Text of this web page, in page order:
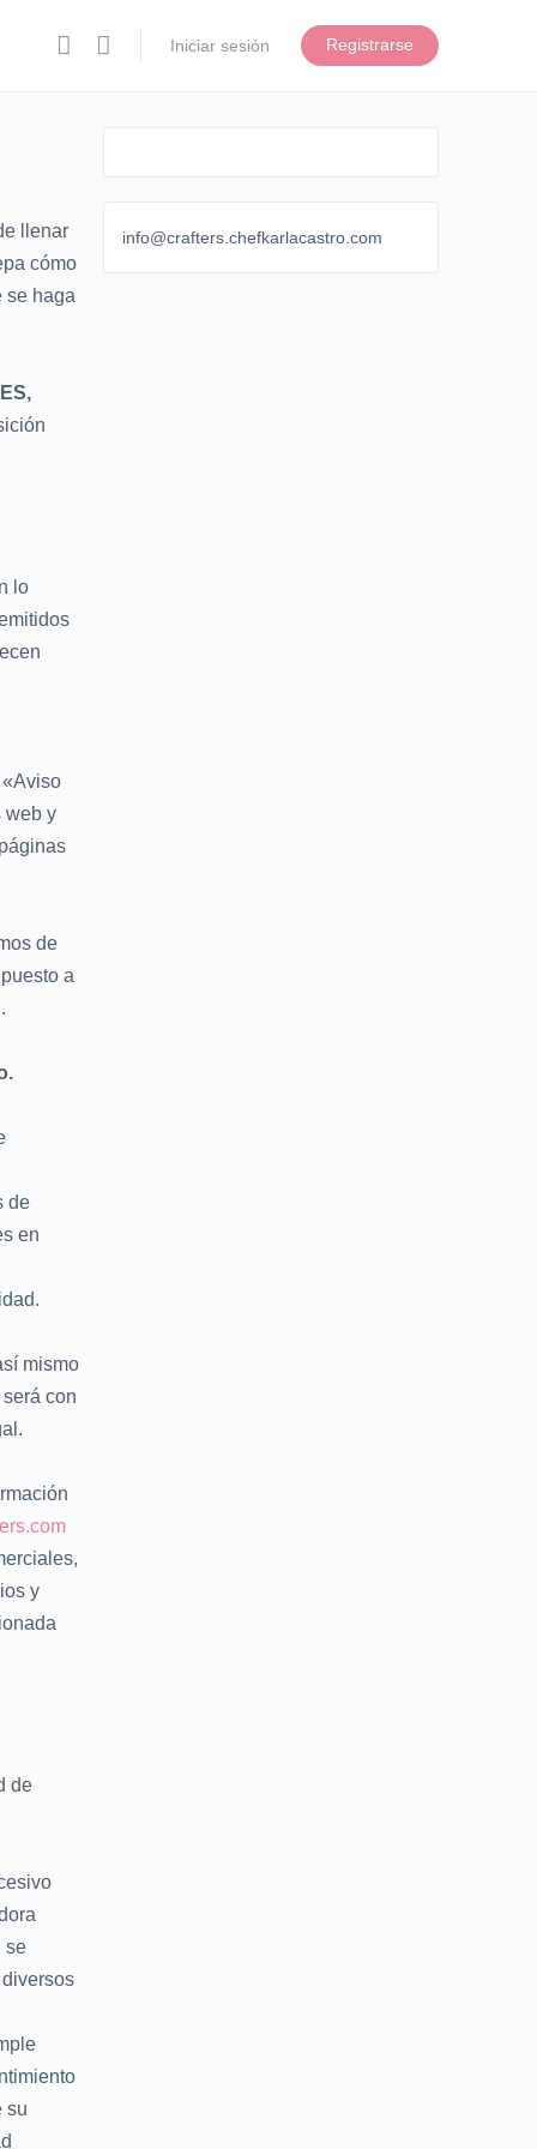
Iniciar sesión Registrarse
llenar
cómo
se haga
lo
web y
de
a
de
en
mismo
con
y
de
se
su
info@crafters.chefkarlacastro.com